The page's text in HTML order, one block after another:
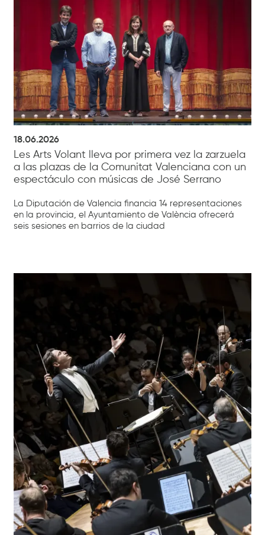
18.06.2026
Les Arts Volant lleva por primera vez la zarzuela
a las plazas de la Comunitat Valenciana con un
espectáculo con músicas de José Serrano
La Diputación de Valencia financia 14 representaciones
en la provincia, el Ayuntamiento de València ofrecerá
seis sesiones en barrios de la ciudad